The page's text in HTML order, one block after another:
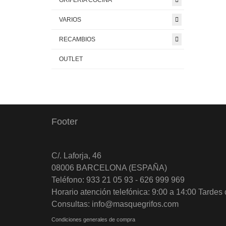
VARIOS
RECAMBIOS
OUTLET
Footer
C/. Laforja, 46
08006 BARCELONA (ESPAÑA)
Teléfono: 933 21 05 93 - 626 999 969
Horario atención telefónica: 9:00 a 14:00 Tardes
Consultas: info@masquegrifos.com
Condiciones generales de compra